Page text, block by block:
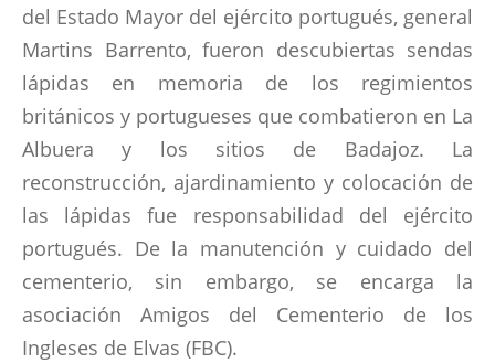
del Estado Mayor del ejército portugués, general
Martins Barrento, fueron descubiertas sendas
lápidas en memoria de los regimientos
británicos y portugueses que combatieron en La
Albuera y los sitios de Badajoz. La
reconstrucción, ajardinamiento y colocación de
las lápidas fue responsabilidad del ejército
portugués. De la manutención y cuidado del
cementerio, sin embargo, se encarga la
asociación Amigos del Cementerio de los
Ingleses de Elvas (FBC).